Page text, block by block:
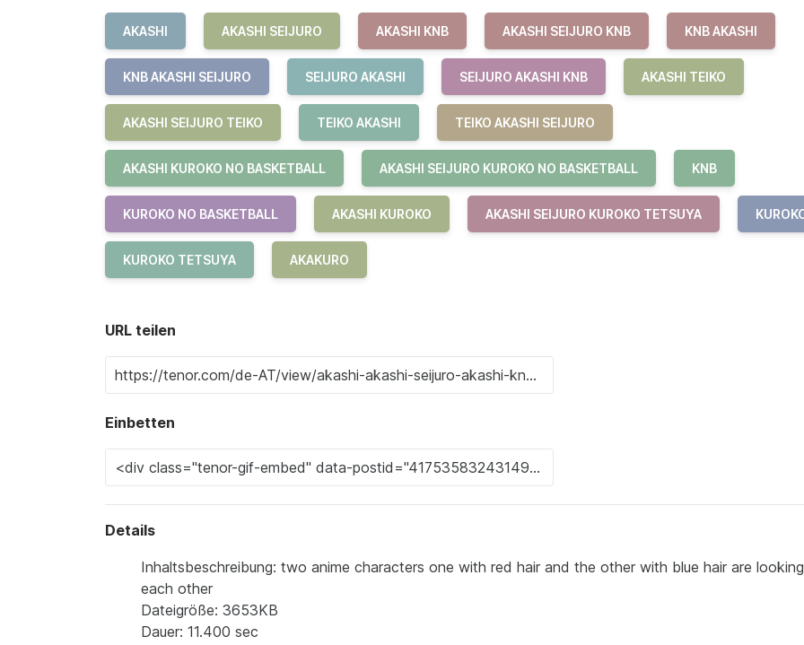
AKASHI AKASHI SEIJURO AKASHI KNB AKASHI SEIJURO KNB KNB AKASHI
KNB AKASHI SEIJURO SEIJURO AKASHI SEIJURO AKASHI KNB AKASHI TEIKO
AKASHI SEIJURO TEIKO TEIKO AKASHI TEIKO AKASHI SEIJURO
AKASHI KUROKO NO BASKETBALL AKASHI SEIJURO KUROKO NO BASKETBALL KNB
KUROKO NO BASKETBALL AKASHI KUROKO AKASHI SEIJURO KUROKO TETSUYA
KUROKO TETSUYA AKAKURO
URL teilen
Einbetten
Details
Inhaltsbeschreibung: two anime characters one with red hair and the other with blue hair are
each other
Dateigröße: 3653KB
Dauer: 11.400 sec